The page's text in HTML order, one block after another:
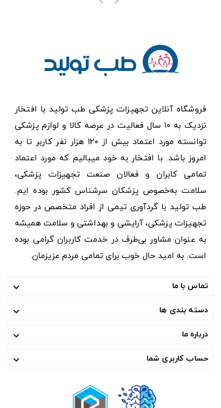
فروشگاه آنلاین تجهیزات پزشکی طب تولید با افتخار
نزدیک به ۱۰ سال فعالیت در عرصه کالا و لوازم پزشکی
توانسته مورد اعتماد بیش از ۱۲۰ هزار نفر کاربر تا به
امروز باشد. با افتخار به خود میبالیم که مورد اعتماد
تمامی کابران و فعالان صنعت تجهیزات پزشکی،
سلامت به‌خصوص پزشکان سرشناس کشور بوده ایم.
طب تولید با گردآوری تیمی از افراد متخصص در حوزه
تجهیزات پزشکی، آرایشی و بهداشتی و سلامت همیشه
به عنوان مشاور بی‌طرف در خدمت کاربران گرامی بوده
است. به امید حال خوب برای تمامی مردم عزیزمان.
تماس با ما 
دسته بندی ها 
درباره ما 
حساب کاربری شما 